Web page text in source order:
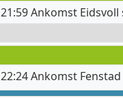
21:59 Ankomst Eidsvoll
22:24 Ankomst